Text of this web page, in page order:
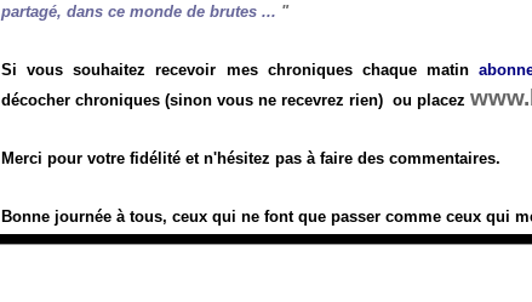
partagé, dans ce monde de brutes ... "
Si vous souhaitez recevoir mes chroniques chaque matin
décocher chroniques (sinon vous ne recevrez rien) ou placez
Merci pour votre fidélité et n'hésitez pas à faire des commentaires.
Bonne journée à tous, ceux qui ne font que passer comme ceux qui